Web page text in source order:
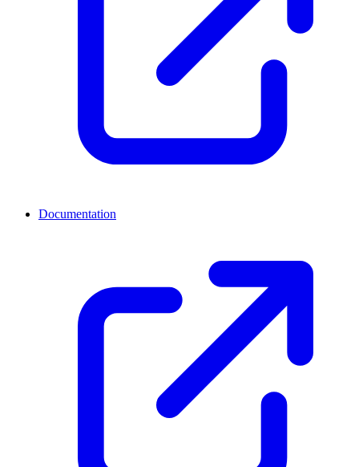
Documentation